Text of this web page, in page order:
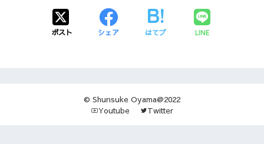
ポスト シェア はてブ LINE
© Shunsuke Oyama@2022
Youtube
Twitter